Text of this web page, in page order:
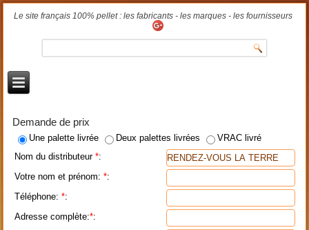
Le site français 100% pellet : les fabricants - les marques - les fournisseurs
Demande de prix
Une palette livrée Deux palettes livrées
VRAC livré
Nom du distributeur*:
Votre nom et prénom:*:
Téléphone:*:
Adresse complète:*: